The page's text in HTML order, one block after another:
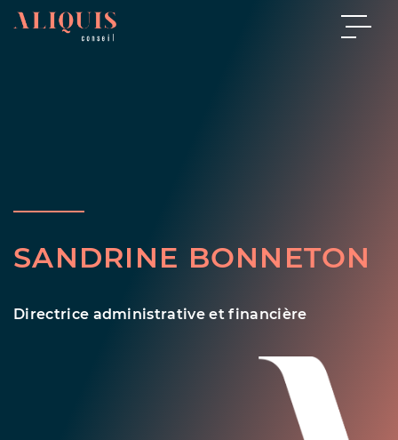
SANDRINE BONNETON
Directrice administrative et financière